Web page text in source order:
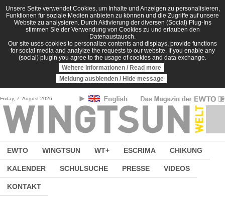
Direkt zum Inhalt
Unsere Seite verwendet Cookies, um Inhalte und Anzeigen zu personalisieren,
Funktionen für soziale Medien anbieten zu können und die Zugriffe auf unsere
Website zu analysieren. Durch Aktivierung der diversen (Social) Plug-Ins
stimmen Sie der Verwendung von Cookies zu und erlauben den
Datenaustausch.
Our site uses cookies to personalize contents and displays, provide functions
for social media and analyize the requests to our website. If you enable any
(social) plugin you agree to the usage of cookies and data exchange.
Weitere Informationen / Read more
Meldung ausblenden / Hide message
Friday, 7. August 2026
EWTO WINGTSUN WT+ ESCRIMA CHIKUNG
KALENDER SCHULSUCHE PRESSE VIDEOS
KONTAKT